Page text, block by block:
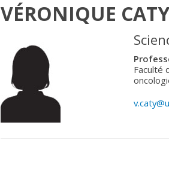
VÉRONIQUE CATY
Faculté